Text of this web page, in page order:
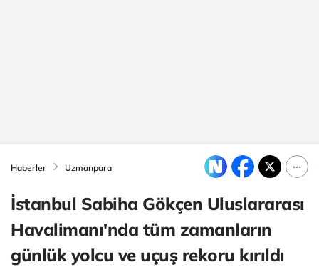
Haberler Uzmanpara
İstanbul Sabiha Gökçen Uluslararası
Havalimanı'nda tüm zamanların
günlük yolcu ve uçuş rekoru kırıldı